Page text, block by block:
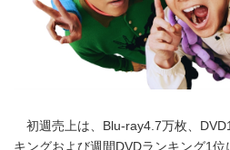
初週売上は、Blu-ray4.7万枚、
キングおよび週間DVDランキング1